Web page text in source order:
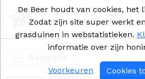
De Beer houdt van cookies, het
Zodat zijn site super werkt
grasduinen in webstatistieken.
informatie over zijn
Voorkeuren Cookies